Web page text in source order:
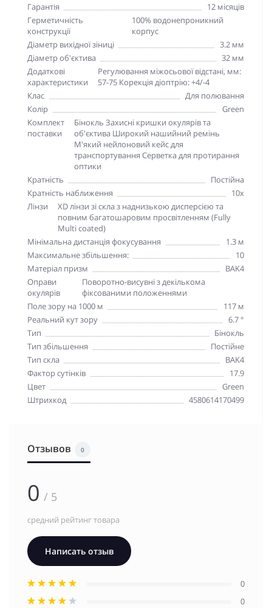
Гарантія
12 місяців
Герметичність
конструкції
100% водонепроникний
корпус
Діаметр вихідної зіниці
3.2 мм
Діаметр об'єктива
32 мм
Додаткові
характеристики
Регулювання міжосьової відстані, мм:
57-75 Корекція діоптрію: +4/-4
Клас
Для полювання
Колір
Green
Комплект
поставки
Бінокль Захисні кришки окулярів та
об'єктива Широкий нашийний ремінь
М'який нейлоновий кейс для
транспортування Серветка для протирання
оптики
Кратність
Постійна
Кратність наближення
10х
Лінзи
XD лінзи зі скла з наднизькою дисперсією та
повним багатошаровим просвітленням (Fully
Multi coated)
Мінімальна дистанція фокусування
1.3 м
Максимальне збільшення:
10
Матеріал призм
BAK4
Оправи
окулярів
Поворотно-висувні з декількома
фіксованими положеннями
Поле зору на 1000 м
117 м
Реальний кут зору
6.7 °
Тип
Бінокль
Тип збільшення
Постійне
Тип скла
BAK4
Фактор сутінків
17.9
Цвет
Green
Штрихкод
4580614170499
Отзывов 0
0 / 5
средний рейтинг товара
Написать отзыв
0
0